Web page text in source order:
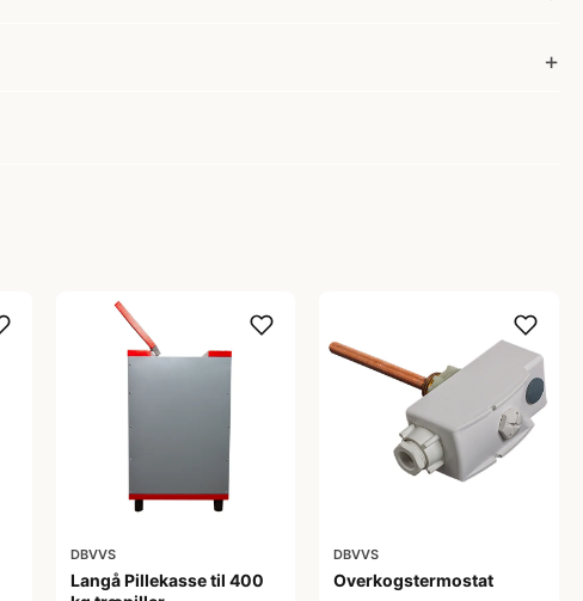
DBVVS
Langå Pillekasse til 400
DBVVS
Overkogstermostat